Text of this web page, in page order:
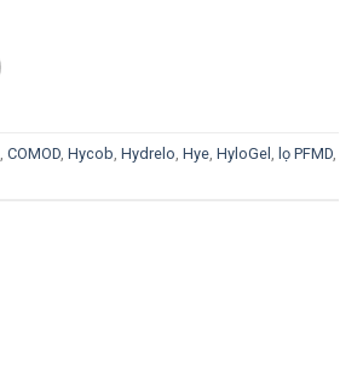
COMOD, Hycob Hydrelo Hye, HyloGel lọ PFMD,